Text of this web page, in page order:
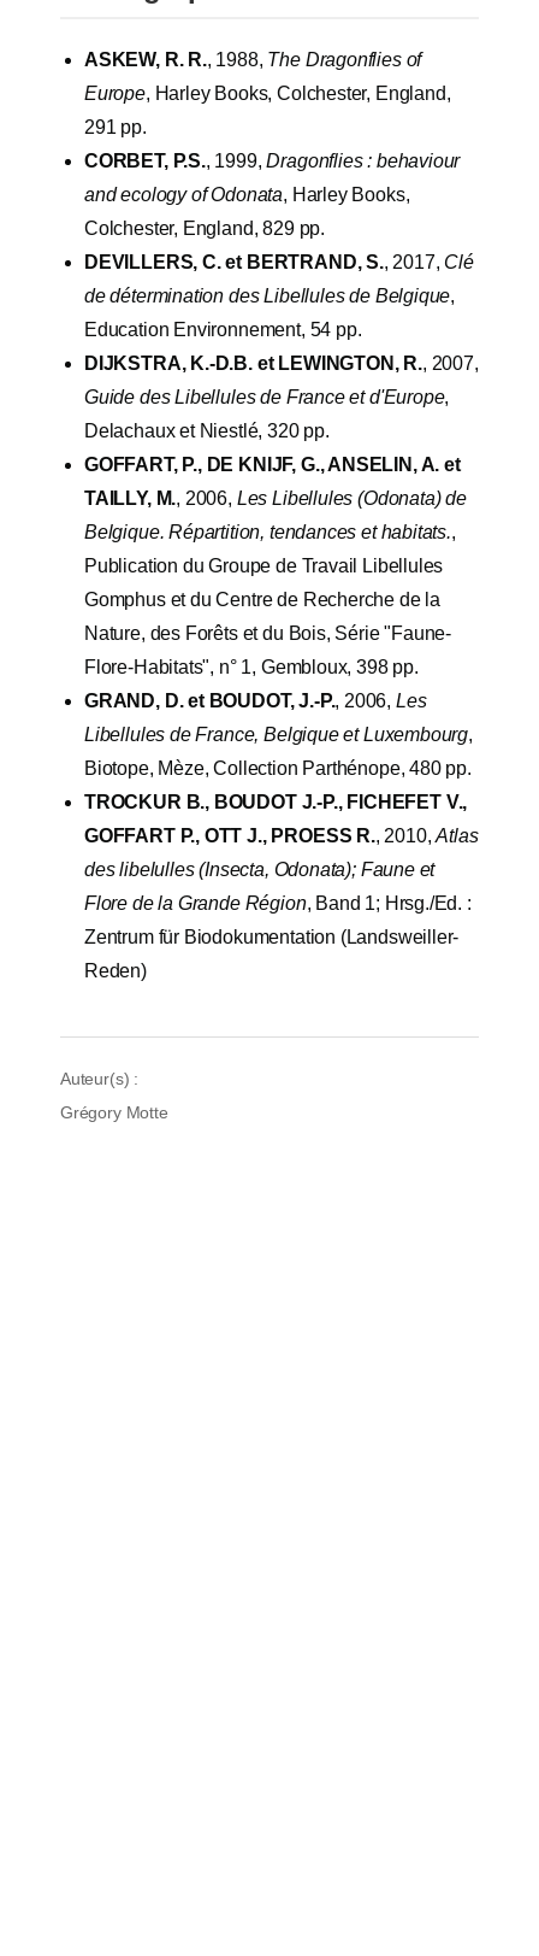
ASKEW, R. R., 1988, The Dragonflies of
Europe, Harley Books, Colchester, England,
291 pp.
CORBET, P.S., 1999,Dragonflies : behaviour
and ecology of Odonata, Harley Books,
Colchester, England, 829 pp.
DEVILLERS, C. et BERTRAND, S., 2017, Clé
de détermination des Libellules de Belgique,
Education Environnement, 54 pp.
DIJKSTRA, K.-D.B. et LEWINGTON, R., 2007,
Guide des Libellules de France et d'Europe,
Delachaux et Niestlé, 320 pp.
GOFFART, P., DE KNIJF, G., ANSELIN, A. et
TAILLY, M., 2006, Les Libellules (Odonata) de
Belgique. Répartition, tendances et habitats.,
Publication du Groupe de Travail Libellules
Gomphus et du Centre de Recherche de la
Nature, des Forêts et du Bois, Série "Faune-
Flore-Habitats", n° 1, Gembloux, 398 pp.
GRAND, D. et BOUDOT, J.-P., 2006, Les
Libellules de France, Belgique et Luxembourg,
Biotope, Mèze, Collection Parthénope, 480 pp.
TROCKUR B., BOUDOT J.-P., FICHEFET V.,
GOFFART P., OTT J., PROESS R., 2010,Atlas
des libelulles (Insecta, Odonata); Faune et
Flore de la Grande Région, Band 1; Hrsg./Ed. :
Zentrum für Biodokumentation (Landsweiller-
Reden)
Auteur(s) :
Grégory Motte